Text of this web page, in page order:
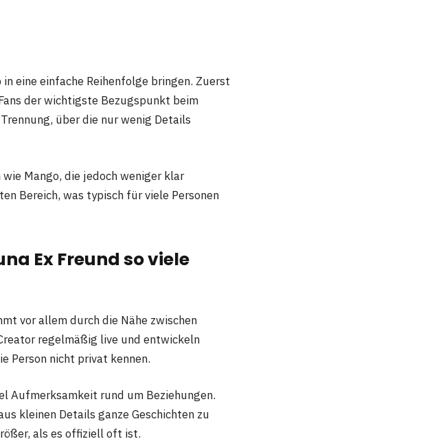
eine einfache Reihenfolge bringen. Zuerst
der wichtigste Bezugspunkt beim
über die nur wenig Details
Mango, die jedoch weniger klar
Bereich, was typisch für viele Personen
Ex Freund so viele
vor allem durch die Nähe zwischen
regelmäßig live und entwickeln
Person nicht privat kennen.
Aufmerksamkeit rund um Beziehungen.
kleinen Details ganze Geschichten zu
als es offiziell oft ist.